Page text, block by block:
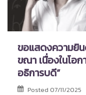
ขอแสดงความยิ
ขณา เนื่องในโอ
อธิการบดี”
Posted 07/11/2025